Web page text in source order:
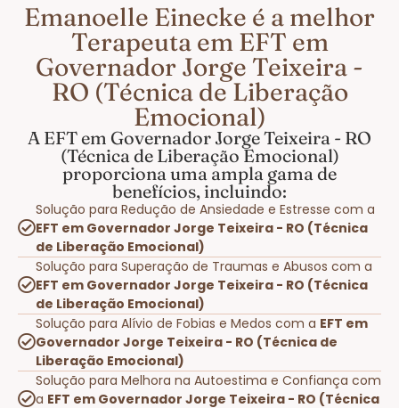
Emanoelle Einecke é a melhor
Terapeuta em EFT em
Governador Jorge Teixeira -
RO (Técnica de Liberação
Emocional)
A EFT em Governador Jorge Teixeira - RO
(Técnica de Liberação Emocional)
proporciona uma ampla gama de
benefícios, incluindo:
Solução para Redução de Ansiedade e Estresse com a
EFT em Governador Jorge Teixeira - RO (Técnica
de Liberação Emocional)
Solução para Superação de Traumas e Abusos com a
EFT em Governador Jorge Teixeira - RO (Técnica
de Liberação Emocional)
Solução para Alívio de Fobias e Medos com a EFT em
Governador Jorge Teixeira - RO (Técnica de
Liberação Emocional)
Solução para Melhora na Autoestima e Confiança com
a EFT em Governador Jorge Teixeira - RO (Técnica